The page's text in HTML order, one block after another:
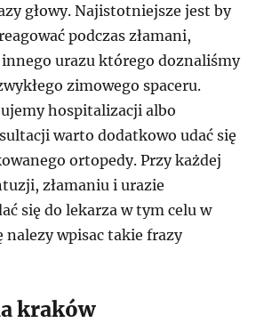
głowy. Najistotniejsze jest by
podczas złamani,
innego urazu którego doznaliśmy
zimowego spaceru.
hospitalizacji albo
warto dodatkowo udać się
ortopedy. Przy każdej
złamaniu i urazie
się do lekarza w tym celu w
nalezy wpisac takie frazy
kraków